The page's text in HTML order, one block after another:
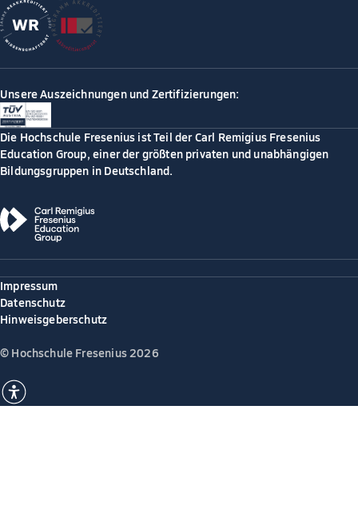
Unsere Auszeichnungen und Zertifizierungen:
Die Hochschule Fresenius ist Teil der Carl Remigius Fresenius
Education Group, einer der größten privaten und unabhängigen
Bildungsgruppen in Deutschland.
Impressum
Datenschutz
Hinweisgeberschutz
© Hochschule Fresenius 2026